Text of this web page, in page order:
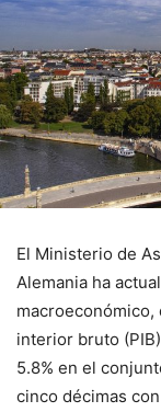
El Ministerio de
Alemania ha
interior bruto
5.8% en el
cinco décimas